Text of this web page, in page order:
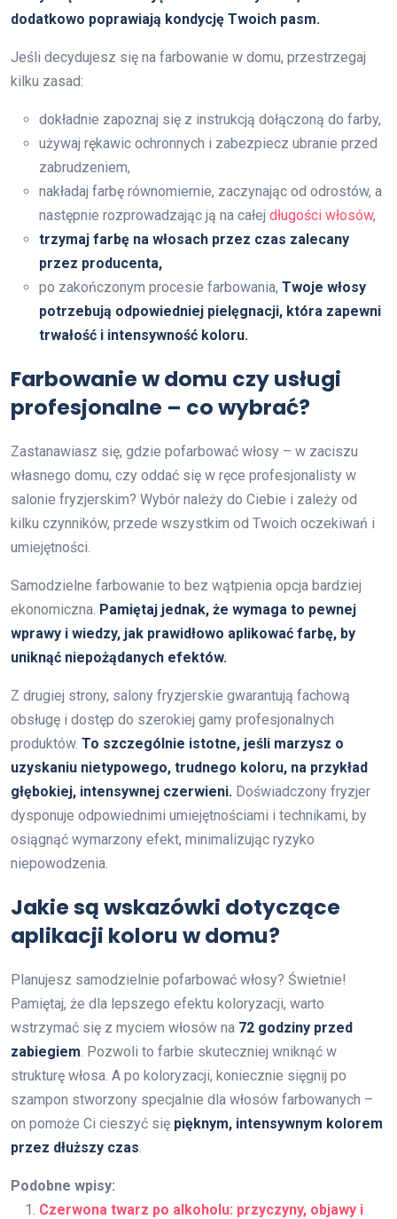
dodatkowo poprawiają kondycję Twoich pasm.
Jeśli decydujesz się na farbowanie w domu, przestrzegaj
kilku zasad:
dokładnie zapoznaj się z instrukcją dołączoną do farby,
używaj rękawic ochronnych i zabezpiecz ubranie przed
zabrudzeniem,
nakładaj farbę równomiernie, zaczynając od odrostów, a
następnie rozprowadzając ją na całej długości włosów,
trzymaj farbę na włosach przez czas zalecany
przez producenta,
po zakończonym procesie farbowania, Twoje włosy
potrzebują odpowiedniej pielęgnacji, która zapewni
trwałość i intensywność koloru.
Farbowanie w domu czy usługi
profesjonalne – co wybrać?
Zastanawiasz się, gdzie pofarbować włosy – w zaciszu
własnego domu, czy oddać się w ręce profesjonalisty w
salonie fryzjerskim? Wybór należy do Ciebie i zależy od
kilku czynników, przede wszystkim od Twoich oczekiwań i
umiejętności.
Samodzielne farbowanie to bez wątpienia opcja bardziej
ekonomiczna. Pamiętaj jednak, że wymaga to pewnej
wprawy i wiedzy, jak prawidłowo aplikować farbę, by
uniknąć niepożądanych efektów.
Z drugiej strony, salony fryzjerskie gwarantują fachową
obsługę i dostęp do szerokiej gamy profesjonalnych
produktów. To szczególnie istotne, jeśli marzysz o
uzyskaniu nietypowego, trudnego koloru, na przykład
głębokiej, intensywnej czerwieni. Doświadczony fryzjer
dysponuje odpowiednimi umiejętnościami i technikami, by
osiągnąć wymarzony efekt, minimalizując ryzyko
niepowodzenia.
Jakie są wskazówki dotyczące
aplikacji koloru w domu?
Planujesz samodzielnie pofarbować włosy? Świetnie!
Pamiętaj, że dla lepszego efektu koloryzacji, warto
wstrzymać się z myciem włosów na 72 godziny przed
zabiegiem. Pozwoli to farbie skuteczniej wniknąć w
strukturę włosa. A po koloryzacji, koniecznie sięgnij po
szampon stworzony specjalnie dla włosów farbowanych –
on pomoże Ci cieszyć się pięknym, intensywnym kolorem
przez dłuższy czas.
Podobne wpisy:
Czerwona twarz po alkoholu: przyczyny, objawy i